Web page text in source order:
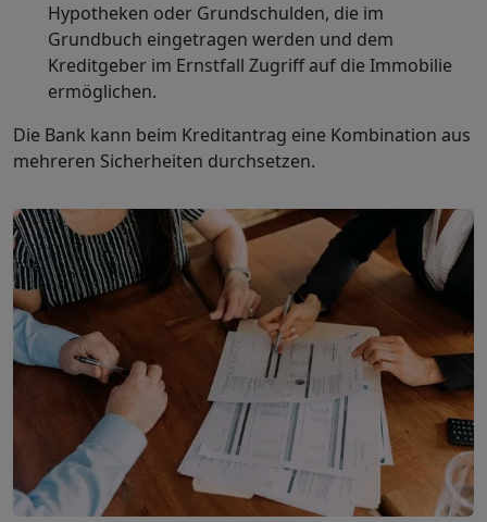
Hypotheken oder Grundschulden, die im
Grundbuch eingetragen werden und dem
Kreditgeber im Ernstfall Zugriff auf die Immobilie
ermöglichen.
Die Bank kann beim Kreditantrag eine Kombination aus
mehreren Sicherheiten durchsetzen.